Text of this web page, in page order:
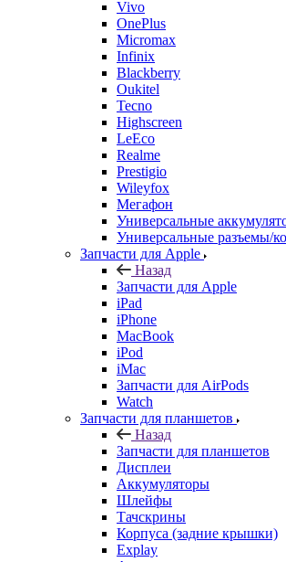
OnePlus
Micromax
Infinix
Blackberry
Oukitel
Tecno
Highscreen
LeEco
Realme
Prestigio
Wileyfox
Мегафон
Универсальные
Универсальные разъемы/
Запчасти для Apple
Назад
Запчасти для Apple
iPad
iPhone
MacBook
iPod
iMac
Запчасти для AirPods
Watch
Запчасти для планшетов
Назад
Запчасти для планшетов
Дисплеи
Аккумуляторы
Шлейфы
Тачскрины
Корпуса (задние крышки)
Explay
Acer